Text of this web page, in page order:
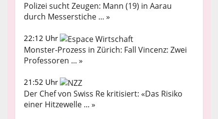
Polizei sucht Zeugen: Mann (19) in Aarau
durch Messerstiche ... »
22:12 Uhr
Monster-Prozess in Zürich: Fall Vincenz: Zwei
Professoren ... »
21:52 Uhr
Der Chef von Swiss Re kritisiert: «Das Risiko
einer Hitzewelle ... »